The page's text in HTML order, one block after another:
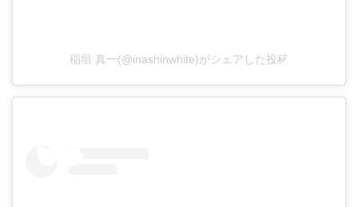
稲垣 真一(@inashinwhite)がシェアした投稿